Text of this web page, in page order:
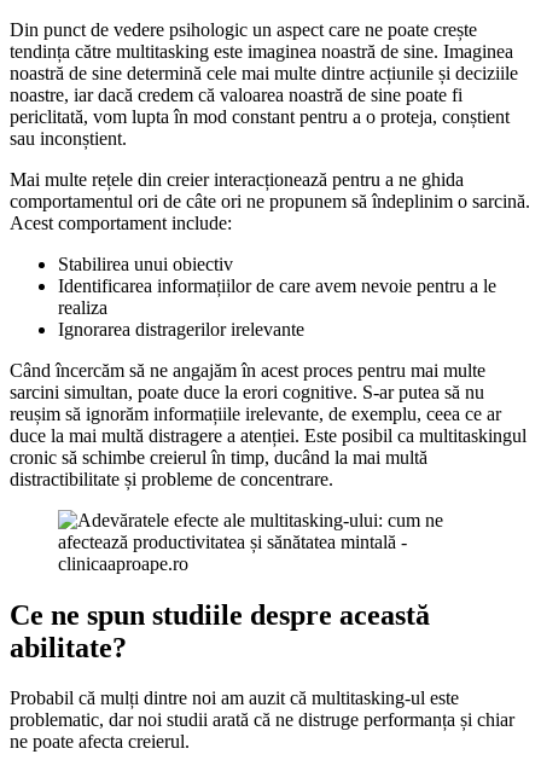
Din punct de vedere psihologic un aspect care ne poate crește
tendința către multitasking este imaginea noastră de sine. Imaginea
noastră de sine determină cele mai multe dintre acțiunile și deciziile
noastre, iar dacă credem că valoarea noastră de sine poate fi
periclitată, vom lupta în mod constant pentru a o proteja, conștient
sau inconștient.
Mai multe rețele din creier interacționează pentru a ne ghida
comportamentul ori de câte ori ne propunem să îndeplinim o sarcină.
Acest comportament include:
Stabilirea unui obiectiv
Identificarea informațiilor de care avem nevoie pentru a le
realiza
Ignorarea distragerilor irelevante
Când încercăm să ne angajăm în acest proces pentru mai multe
sarcini simultan, poate duce la erori cognitive. S-ar putea să nu
reușim să ignorăm informațiile irelevante, de exemplu, ceea ce ar
duce la mai multă distragere a atenției. Este posibil ca multitaskingul
cronic să schimbe creierul în timp, ducând la mai multă
distractibilitate și probleme de concentrare.
Ce ne spun studiile despre această
abilitate?
Probabil că mulți dintre noi am auzit că multitasking-ul este
problematic, dar noi studii arată că ne distruge performanța și chiar
ne poate afecta creierul.